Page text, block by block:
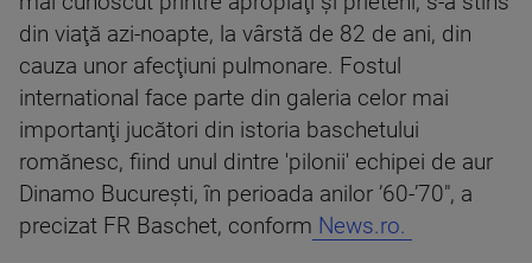
din viaţă azi-noapte, la vârstă de 82 de ani, din
cauza unor afecţiuni pulmonare. Fostul
international face parte din galeria celor mai
importanţi jucători din istoria baschetului
romănesc, fiind unul dintre 'pilonii' echipei de aur
Dinamo Bucureşti, în perioada anilor ’60-’70", a
precizat FR Baschet, conform News.ro.